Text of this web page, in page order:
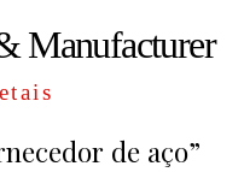
Manufacturer
de aço”